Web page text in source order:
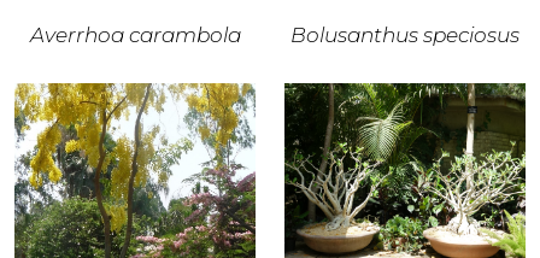
Averrhoa carambola Bolusanthus speciosus